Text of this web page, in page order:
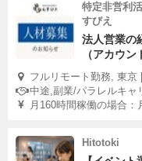
特定非営利
すびえ
法人営業の
（アカウ
フルリモート勤務, 東京
中途,副業/パラレルキャ
月160時間稼働の場合：
Hitotoki